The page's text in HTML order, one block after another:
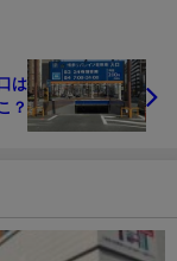
は
？